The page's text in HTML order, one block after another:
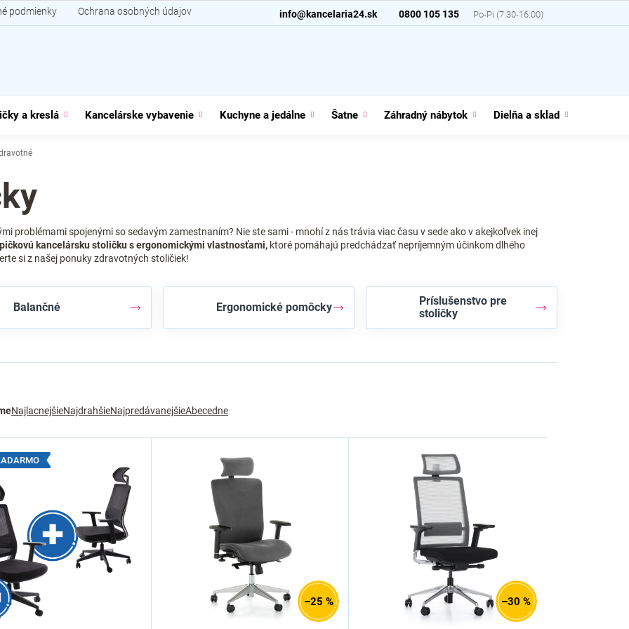
0800 105 135
info@kancelaria24.sk
podmienky Ochrana osobných údajov
a kreslá Kancelárske vybavenie Kuchyne a jedálne Šatne Záhradný nábytok Dielňa a sklad
problémami spojenými so sedavým zamestnaním? Nie ste sami - mnohí z nás trávia viac času v sede ako v akejkoľvek inej
kancelársku stoličku s ergonomickými vlastnosťami, ktoré pomáhajú predchádzať nepríjemným účinkom dlhého
si z našej ponuky zdravotných stoličiek!
Balančné Ergonomické pomôcky
Príslušenstvo pre
stoličky
NajlacnejšieNajdrahšieNajpredávanejšieAbecedne
–25 % –30 %